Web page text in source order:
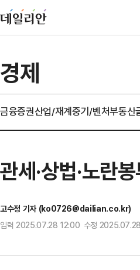
경제
금융증권산업/재계중기/벤처부동산
관세·상법·노란
고수정 기자 (ko0726@dailian.co.kr)
입력 2025.07.28 12:00 수정